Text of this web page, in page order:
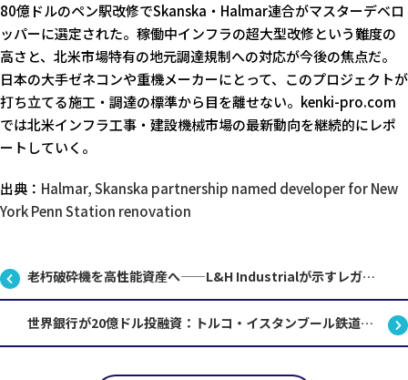
80億ドルのペン駅改修でSkanska・Halmar連合がマスターデベロ
ッパーに選定された。稼働中インフラの超大型改修という難度の
高さと、北米市場特有の地元調達規制への対応が今後の焦点だ。
日本の大手ゼネコンや重機メーカーにとって、このプロジェクトが
打ち立てる施工・調達の標準から目を離せない。kenki-pro.com
では北米インフラ工事・建設機械市場の最新動向を継続的にレポ
ートしていく。
出典： Halmar, Skanska partnership named developer for New
York Penn Station renovation
老朽破砕機を高性能資産へ——L&H Industrialが示すレガシー重機再生の実力
世界銀行が20億ドル投融資：トルコ・イスタンブール鉄道回廊プロジェクトの全貌